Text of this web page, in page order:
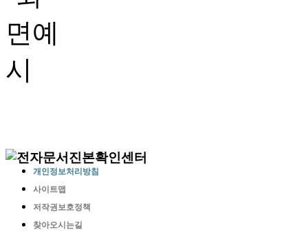
개인정보처리방침
사이트맵
저작권보호정책
찾아오시는길